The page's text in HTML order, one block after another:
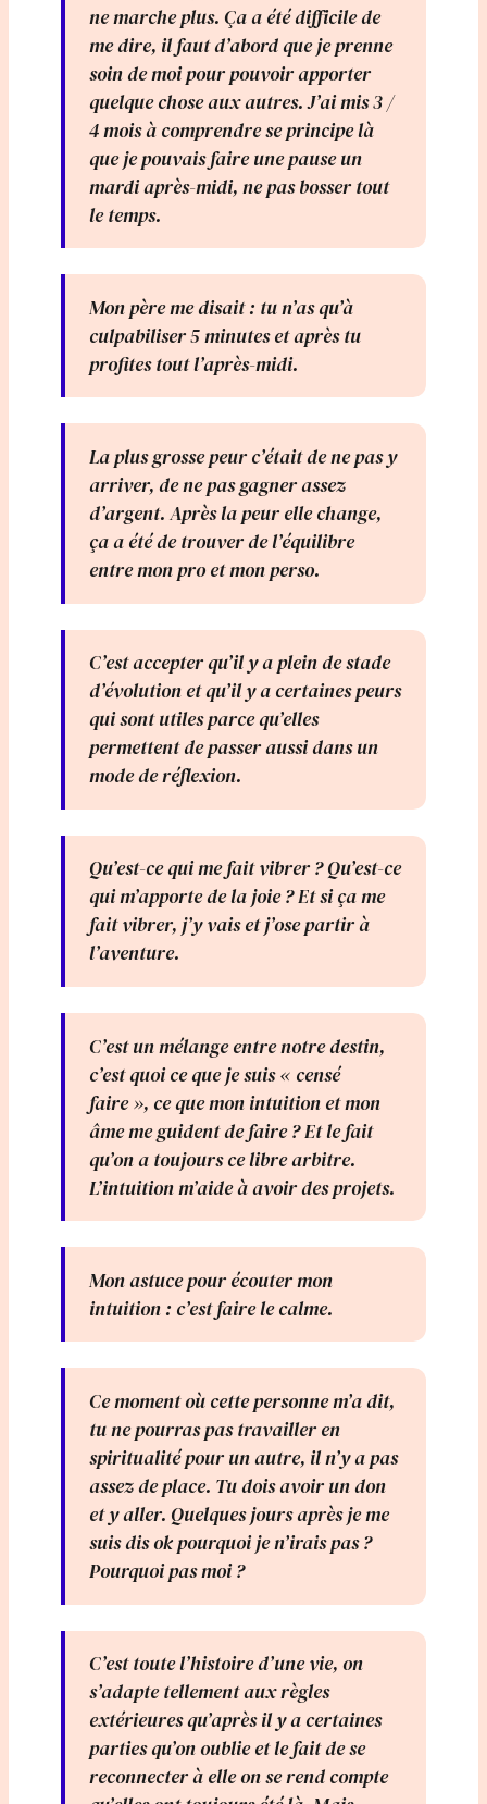
ne marche plus. Ça a été difficile de
me dire, il faut d’abord que je prenne
soin de moi pour pouvoir apporter
quelque chose aux autres. J’ai mis 3 /
4 mois à comprendre se principe là
que je pouvais faire une pause un
mardi après-midi, ne pas bosser tout
le temps.
Mon père me disait : tu n’as qu’à
culpabiliser 5 minutes et après tu
profites tout l’après-midi.
La plus grosse peur c’était de ne pas y
arriver, de ne pas gagner assez
d’argent. Après la peur elle change,
ça a été de trouver de l’équilibre
entre mon pro et mon perso.
C’est accepter qu’il y a plein de stade
d’évolution et qu’il y a certaines peurs
qui sont utiles parce qu’elles
permettent de passer aussi dans un
mode de réflexion.
Qu’est-ce qui me fait vibrer ? Qu’est-ce
qui m’apporte de la joie ? Et si ça me
fait vibrer, j’y vais et j’ose partir à
l’aventure.
C’est un mélange entre notre destin,
c’est quoi ce que je suis « censé
faire », ce que mon intuition et mon
âme me guident de faire ? Et le fait
qu’on a toujours ce libre arbitre.
L’intuition m’aide à avoir des projets.
Mon astuce pour écouter mon
intuition : c’est faire le calme.
Ce moment où cette personne m’a dit,
tu ne pourras pas travailler en
spiritualité pour un autre, il n’y a pas
assez de place. Tu dois avoir un don
et y aller. Quelques jours après je me
suis dis ok pourquoi je n’irais pas ?
Pourquoi pas moi ?
C’est toute l’histoire d’une vie, on
s’adapte tellement aux règles
extérieures qu’après il y a certaines
parties qu’on oublie et le fait de se
reconnecter à elle on se rend compte